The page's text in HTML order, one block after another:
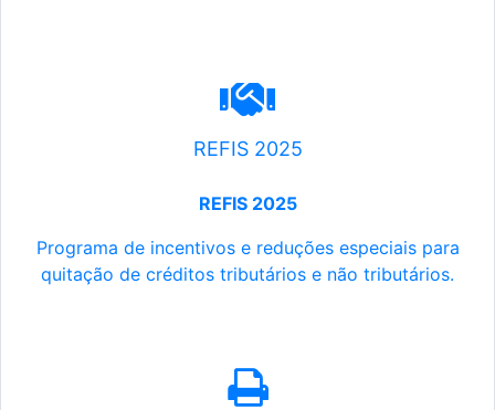
REFIS 2025
REFIS 2025
Programa de incentivos e reduções especiais para
quitação de créditos tributários e não tributários.